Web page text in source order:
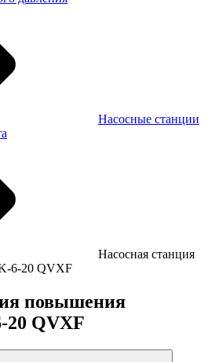
Насосные станции
Насосная станция
6-20 QVXF
повышения
20 QVXF